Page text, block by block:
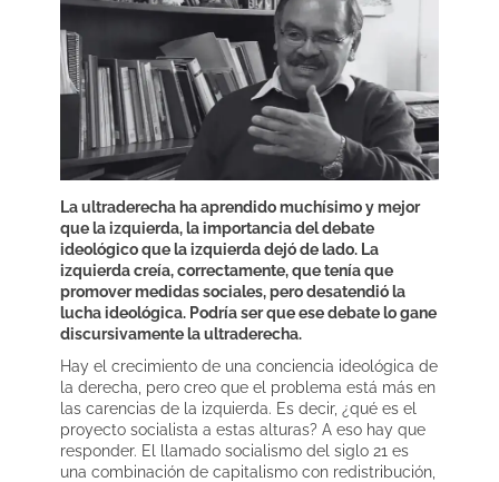
La ultraderecha ha aprendido muchísimo y mejor
que la izquierda, la importancia del debate
ideológico que la izquierda dejó de lado. La
izquierda creía, correctamente, que tenía que
promover medidas sociales, pero desatendió la
lucha ideológica. Podría ser que ese debate lo gane
discursivamente la ultraderecha.
Hay el crecimiento de una conciencia ideológica de
la derecha, pero creo que el problema está más en
las carencias de la izquierda. Es decir, ¿qué es el
proyecto socialista a estas alturas? A eso hay que
responder. El llamado socialismo del siglo 21 es
una combinación de capitalismo con redistribución,